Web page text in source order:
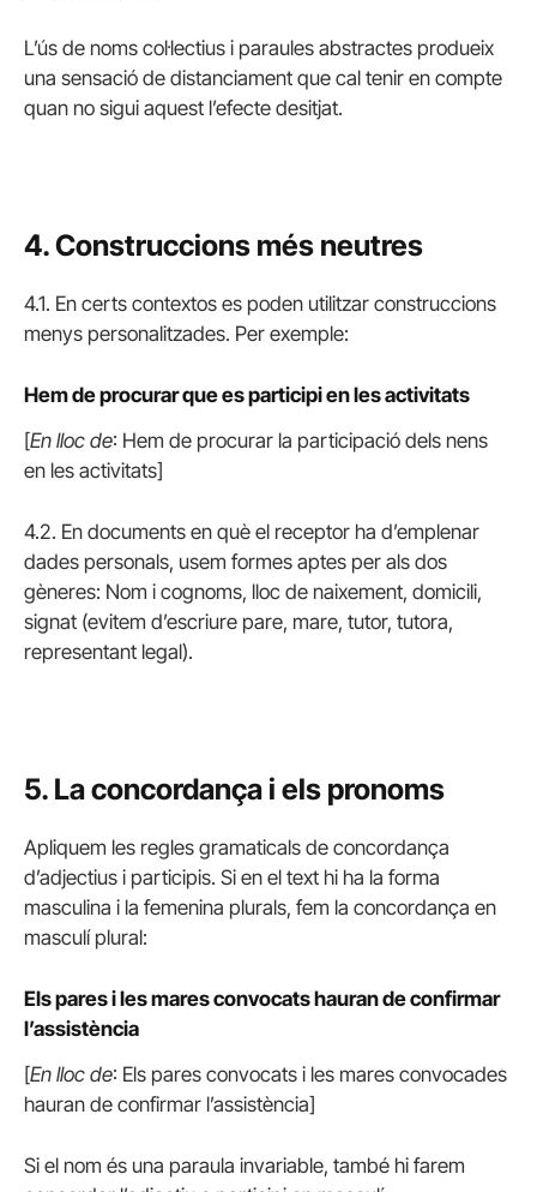
L’ús de noms col·lectius i paraules abstractes produeix
una sensació de distanciament que cal tenir en compte
quan no sigui aquest l’efecte desitjat.
4. Construccions més neutres
4.1. En certs contextos es poden utilitzar construccions
menys personalitzades. Per exemple:
Hem de procurar que es participi en les activitats
[En lloc de: Hem de procurar la participació dels nens
en les activitats]
4.2. En documents en què el receptor ha d’emplenar
dades personals, usem formes aptes per als dos
gèneres: Nom i cognoms, lloc de naixement, domicili,
signat (evitem d’escriure pare, mare, tutor, tutora,
representant legal).
5. La concordança i els pronoms
Apliquem les regles gramaticals de concordança
d’adjectius i participis. Si en el text hi ha la forma
masculina i la femenina plurals, fem la concordança en
masculí plural:
Els pares i les mares convocats hauran de confirmar
l’assistència
[En lloc de: Els pares convocats i les mares convocades
hauran de confirmar l’assistència]
Si el nom és una paraula invariable, també hi farem